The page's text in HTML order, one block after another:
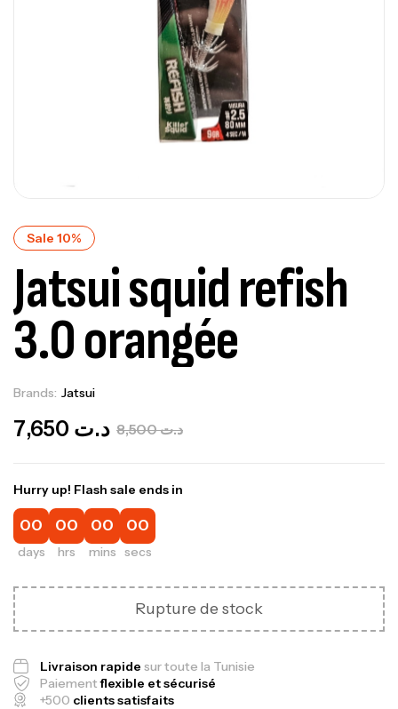
Sale 10%
Jatsui squid refish
3.0 orangée
Brands: Jatsui
د.ت8,500 د.ت
Hurry up! Flash sale ends in
00
days
00
hrs
00
mins
00
secs
Rupture de stock
Livraison rapide sur toute la Tunisie
Paiementflexible et sécurisé
+500 clients satisfaits